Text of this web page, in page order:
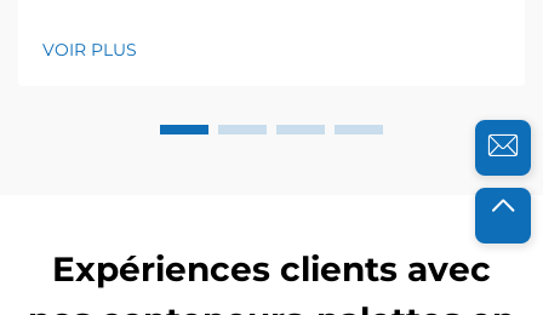
sais à quel point la fraîcheur est essentielle pour leur
VOIR PLUS
Expériences clients avec